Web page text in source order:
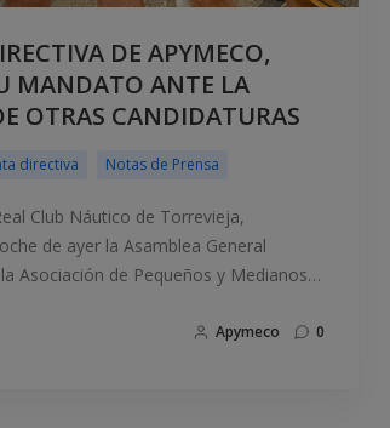
DE APYMECO,
MANDATO ANTE LA
OTRAS CANDIDATURAS
directiva Notas de Prensa
Club Náutico de Torrevieja,
de ayer la Asamblea General
Asociación de Pequeños y Medianos…
Apymeco 0